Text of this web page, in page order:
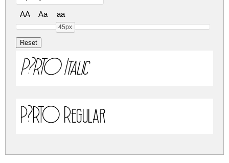
AA Aa aa
45px
P?RTO Italic
P?RTO Regular